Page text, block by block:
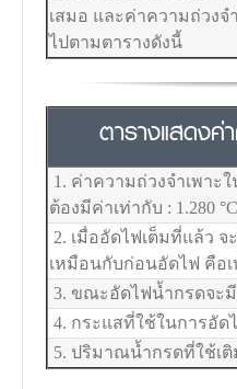
เสมอ และค่าความถ่วงจ
ไปตามตารางดังนี้
ตารางแสดงค่
1. ค่าความถ่วงจำเพาะ
ต้องมีค่าเท่ากับ : 1.280 °C
2. เมื่ออัดไฟเต็มที่แล้ว จ
เหมือนกับก่อนอัดไฟ คือเ
3. ขณะอัดไฟน้ำกรดจ
4. กระแสที่ใช้ในการอัด
5. ปริมาณน้ำกรดที่ใช้เติ